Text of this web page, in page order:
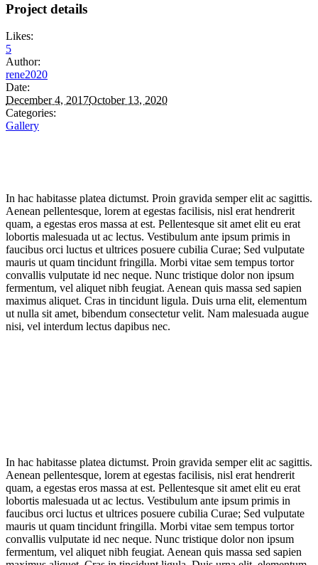
Project details
Likes:
5
Author:
rene2020
Date:
December 4, 2017October 13, 2020
Categories:
Gallery
In hac habitasse platea dictumst. Proin gravida semper elit ac sagittis.
Aenean pellentesque, lorem at egestas facilisis, nisl erat hendrerit
quam, a egestas eros massa at est. Pellentesque sit amet elit eu erat
lobortis malesuada ut ac lectus. Vestibulum ante ipsum primis in
faucibus orci luctus et ultrices posuere cubilia Curae; Sed vulputate
mauris ut quam tincidunt fringilla. Morbi vitae sem tempus tortor
convallis vulputate id nec neque. Nunc tristique dolor non ipsum
fermentum, vel aliquet nibh feugiat. Aenean quis massa sed sapien
maximus aliquet. Cras in tincidunt ligula. Duis urna elit, elementum
ut nulla sit amet, bibendum consectetur velit. Nam malesuada augue
nisi, vel interdum lectus dapibus nec.
In hac habitasse platea dictumst. Proin gravida semper elit ac sagittis.
Aenean pellentesque, lorem at egestas facilisis, nisl erat hendrerit
quam, a egestas eros massa at est. Pellentesque sit amet elit eu erat
lobortis malesuada ut ac lectus. Vestibulum ante ipsum primis in
faucibus orci luctus et ultrices posuere cubilia Curae; Sed vulputate
mauris ut quam tincidunt fringilla. Morbi vitae sem tempus tortor
convallis vulputate id nec neque. Nunc tristique dolor non ipsum
fermentum, vel aliquet nibh feugiat. Aenean quis massa sed sapien